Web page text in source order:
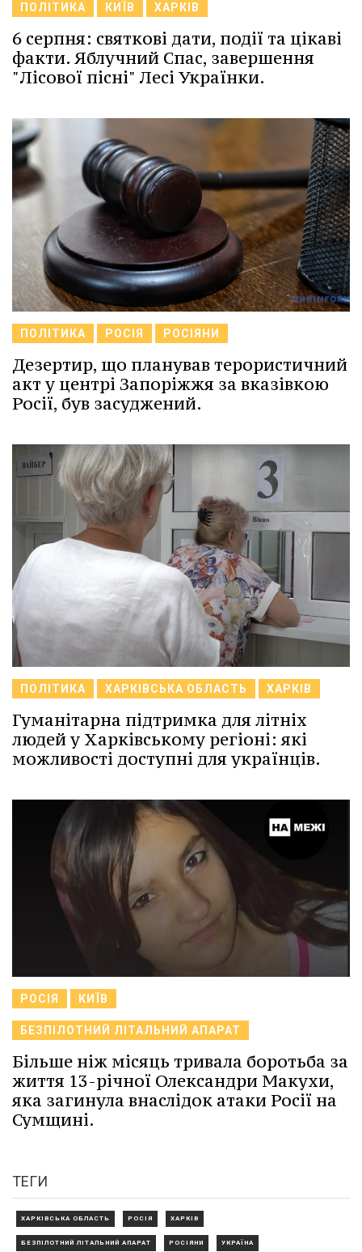
ПОЛІТИКА КИЇВ ХАРКІВ
6 серпня: святкові дати, події та цікаві
факти. Яблучний Спас, завершення
"Лісової пісні" Лесі Українки.
ПОЛІТИКА РОСІЯ РОСІЯНИ
Дезертир, що планував терористичний
акт у центрі Запоріжжя за вказівкою
Росії, був засуджений.
ПОЛІТИКА ХАРКІВСЬКА ОБЛАСТЬ ХАРКІВ
Гуманітарна підтримка для літніх
людей у Харківському регіоні: які
можливості доступні для українців.
РОСІЯ КИЇВ
БЕЗПІЛОТНИЙ ЛІТАЛЬНИЙ АПАРАТ
Більше ніж місяць тривала боротьба за
життя 13-річної Олександри Макухи,
яка загинула внаслідок атаки Росії на
Сумщині.
ТЕГИ
ХАРКІВСЬКА ОБЛАСТЬ РОСІЯ ХАРКІВ
БЕЗПІЛОТНИЙ ЛІТАЛЬНИЙ АПАРАТ РОСІЯНИ УКРАЇНА